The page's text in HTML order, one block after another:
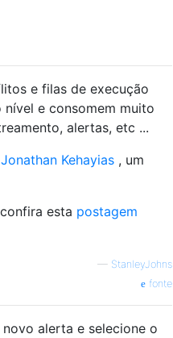
e filas de execução
e consomem muito
alertas, etc ...
Kehayias , um
esta postagem
— StanleyJohns
fonte
alerta e selecione o